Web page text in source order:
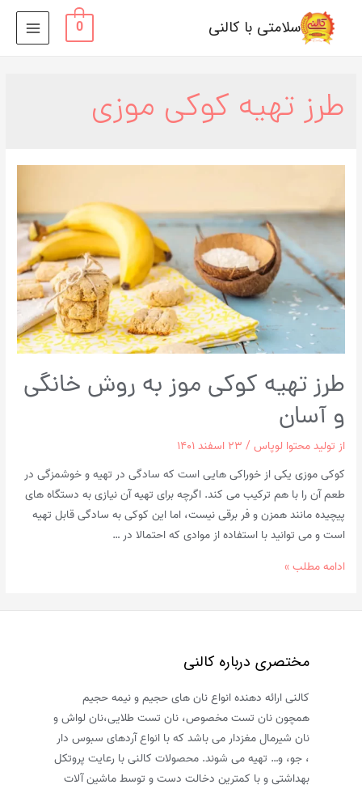
سلامتی با کالنی 0
MAIN
طرز تهیه کوکی موزی
طرز تهیه کوکی موز به روش خانگی
و آسان
از تولید محتوا لوپاس/ ۲۳ اسفند ۱۴۰۱
کوکی موزی یکی از خوراکی هایی است که سادگی در تهیه و خوشمزگی در
طعم آن را با هم ترکیب می کند. اگرچه برای تهیه آن نیازی به دستگاه های
پیچیده مانند همزن و فر برقی نیست، اما این کوکی به سادگی قابل تهیه
است و می توانید با استفاده از موادی که احتمالا در …
طرز
ادامه مطلب »
مختصری درباره کالنی
کالنی ارائه دهنده انواع نان های حجیم و نیمه حجیم
همچون نان تست مخصوص، نان تست طلایی،نان لواش و
نان شیرمال مغزدار می باشد که با انواع آردهای سبوس دار
، جو، و… تهیه می شوند. محصولات کالنی با رعایت پروتکل
بهداشتی و با کمترین دخالت دست و توسط ماشین آلات